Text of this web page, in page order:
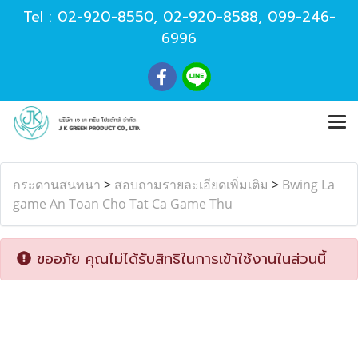
Tel : 02-920-8550, 02-920-8588, 099-246-
6996
กระดานสนทนา > สอบถามรายละเอียดเพิ่มเติม > Bwing La
game An Toan Cho Tat Ca Game Thu
ขออภัย คุณไม่ได้รับสิทธิในการเข้าใช้งานในส่วนนี้